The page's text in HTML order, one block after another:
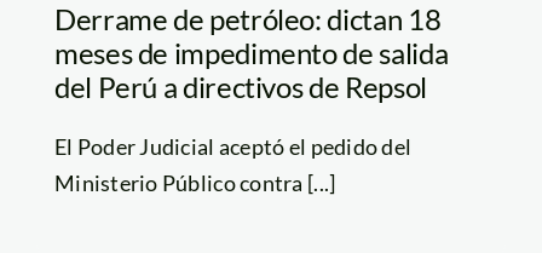
Derrame de petróleo: dictan 18
meses de impedimento de salida
del Perú a directivos de Repsol
El Poder Judicial aceptó el pedido del
Ministerio Público contra [...]